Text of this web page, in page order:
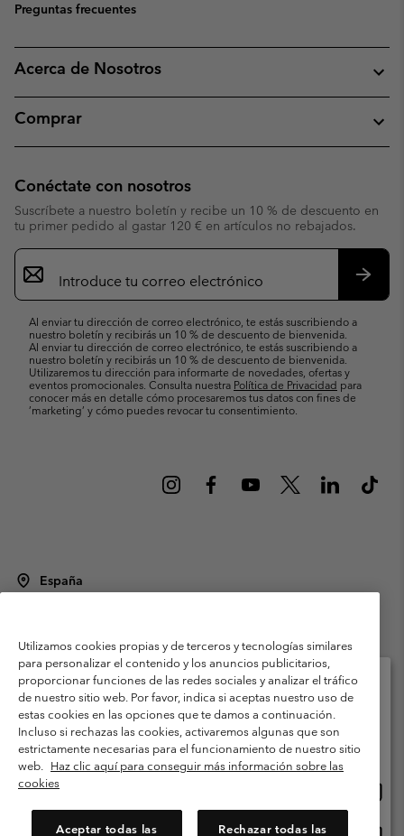
Preguntas frecuentes
Acerca de Nosotros
Comprar
Conéctate con nosotros
Suscríbete a nuestro boletín y recibe un 10 % de descuento en
tu primer pedido al gastar 120 € en artículos no rebajados.
Suscripción
de
correo
Al enviar tu dirección de correo electrónico, te estás suscribiendo a
nuestro boletín y recibirás un 10 % de descuento de bienvenida.
Al enviar tu dirección de correo electrónico, te estás suscribiendo a
nuestro boletín y recibirás un 10 % de descuento de bienvenida.
Utilizaremos tu dirección para informarte de novedades, ofertas y
eventos promocionales. Consulta nuestra Política de Privacidad para
conocer más en detalle cómo procesaremos tus datos con fines de
’marketing’ y cómo puedes revocar tu consentimiento.
España
Condiciones de uso
Terminos de Venta
Garantía
Política de Privacidad
Términos y condiciones del programa de miembros
Términos De Uso Del Contenido Generado Por Los Usuarios
Impressum
Cookies Public CBCR
Utilizamos cookies propias y de terceros y tecnologías similares
para personalizar el contenido y los anuncios publicitarios,
proporcionar funciones de las redes sociales y analizar el tráfico
de nuestro sitio web. Por favor, indica si aceptas nuestro uso de
estas cookies en las opciones que te damos a continuación.
Incluso si rechazas las cookies, activaremos algunas que son
estrictamente necesarias para el funcionamiento de nuestro sitio
web. Haz clic aquí para conseguir más información sobre las
cookies
Aceptar todas las Rechazar todas las
Selecciona tu país e idioma envío
Compras en línea disponibles
línea